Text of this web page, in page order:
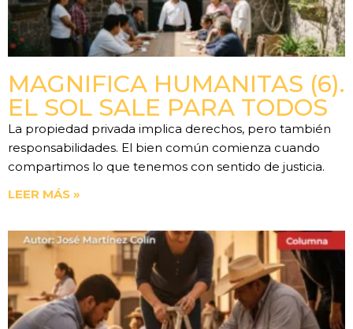
MAGNIFICA HUMANITAS (6).
EL SOL SALE PARA TODOS
La propiedad privada implica derechos, pero también
responsabilidades. El bien común comienza cuando
compartimos lo que tenemos con sentido de justicia.
LEER MÁS »